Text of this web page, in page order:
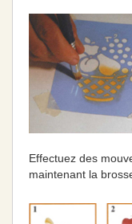
Effectuez des
maintenant la